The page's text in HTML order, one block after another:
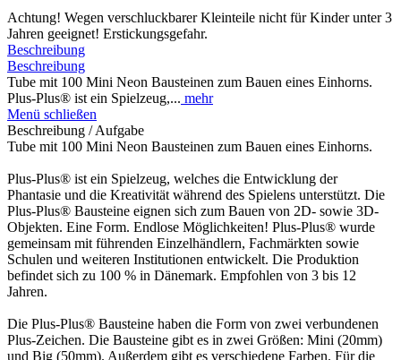
Achtung! Wegen verschluckbarer Kleinteile nicht für Kinder unter 3
Jahren geeignet! Erstickungsgefahr.
Beschreibung
Beschreibung
Tube mit 100 Mini Neon Bausteinen zum Bauen eines Einhorns.
Plus-Plus® ist ein Spielzeug,... mehr
Menü schließen
Beschreibung / Aufgabe
Tube mit 100 Mini Neon Bausteinen zum Bauen eines Einhorns.
Plus-Plus® ist ein Spielzeug, welches die Entwicklung der
Phantasie und die Kreativität während des Spielens unterstützt. Die
Plus-Plus® Bausteine eignen sich zum Bauen von 2D- sowie 3D-
Objekten. Eine Form. Endlose Möglichkeiten! Plus-Plus® wurde
gemeinsam mit führenden Einzelhändlern, Fachmärkten sowie
Schulen und weiteren Institutionen entwickelt. Die Produktion
befindet sich zu 100 % in Dänemark. Empfohlen von 3 bis 12
Jahren.
Die Plus-Plus® Bausteine haben die Form von zwei verbundenen
Plus-Zeichen. Die Bausteine gibt es in zwei Größen: Mini (20mm)
und Big (50mm). Außerdem gibt es verschiedene Farben. Für die